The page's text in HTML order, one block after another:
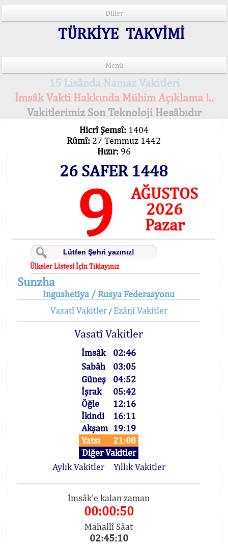
Diller
TÜRKİYE TAKVİMİ
Menü
15 Lisânda Namaz Vakitleri
İmsâk Vakti Hakkında Mühim Açıklama !..
Vakitlerimiz Son Teknoloji Hesâbıdır
Hicrî Şemsî: 1404
Rûmî: 27 Temmuz 1442
Hızır: 96
26 SAFER 1448
9
AĞUSTOS
2026
Pazar
Ülkeler Listesi İçin Tıklayınız
Sunzha
Ingushetiya / Rusya Federasyonu
Vasatî Vakitler/ Ezânî Vakitler
Vasatî Vakitler
İmsâk
02:46
Sabâh
03:05
Güneş
04:52
İşrak
05:42
Öğle
12:16
İkindi
16:11
Akşam 19:19
Yatsı
21:08
Diğer Vakitler
Aylık Vakitler
Yıllık Vakitler
İmsâk'e kalan zaman
00:00:50
Mahallî Sâat
02:45:10